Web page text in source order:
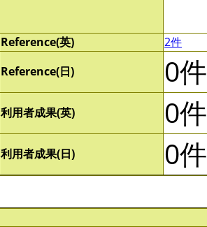
Reference(英)
2件
Reference(日)
0件
利用者成果(英) 0件
利用者成果(日) 0件